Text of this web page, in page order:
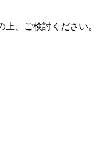
、ご検討ください。